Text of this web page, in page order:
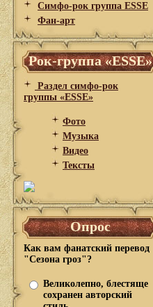
Симфо-рок группа ESSE
Фан-арт
Рок-группа «ESSE»
Раздел симфо-рок
группы «ESSE»
Фото
Музыка
Видео
Тексты
Опрос
Как вам фанатский перевод
"Сезона гроз"?
Великолепно, блестяще
сохранен авторский